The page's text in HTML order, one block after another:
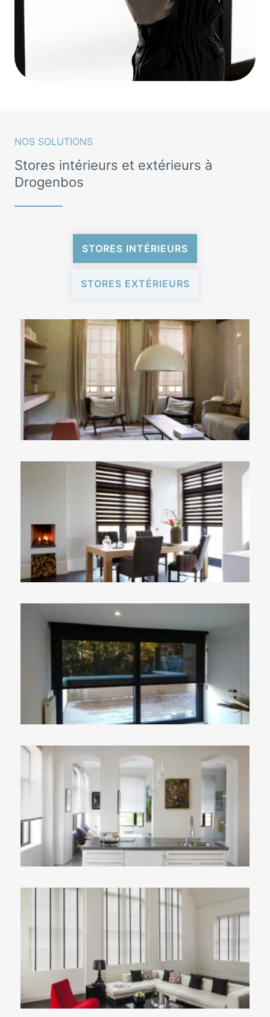
NOS SOLUTIONS
Stores intérieurs et extérieurs à
Drogenbos
STORES INTÉRIEURS
STORES EXTÉRIEURS